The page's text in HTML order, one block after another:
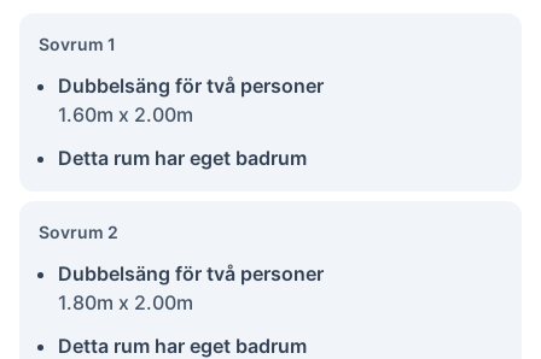
Sovrum 1
Dubbelsäng för två personer
1.60m x 2.00m
Detta rum har eget badrum
Sovrum 2
Dubbelsäng för två personer
1.80m x 2.00m
Detta rum har eget badrum